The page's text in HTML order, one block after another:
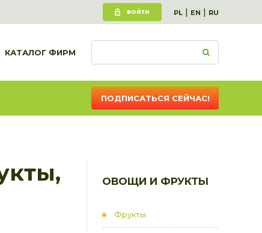
ВОЙТИ PL | EN | RU
КАТАЛОГ ФИРМ
ПОДПИСАТЬСЯ СЕЙЧАС!
ОВОЩИ И ФРУКТЫ
Фрукты